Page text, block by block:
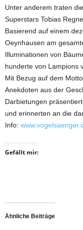
Unter anderem traten
Superstars Tobias
Basierend auf einem
Oeynhausen am
Illuminationen von
hunderte von Lampions
Mit Bezug auf dem
Anekdoten aus der
Darbietungen
und erinnerten an die
Info:
Gefällt mir:
Ähnliche Beiträge